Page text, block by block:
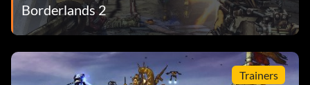
Borderlands 2
Trainers